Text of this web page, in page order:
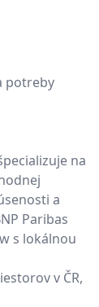
potreby
na
a
Paribas
s lokálnou
v ČR,